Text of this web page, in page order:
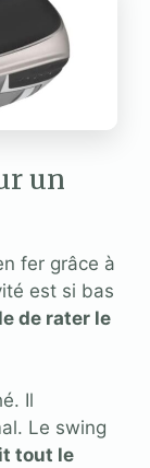
un
fer grâce à
est si bas
de rater le
Il
Le swing
tout le